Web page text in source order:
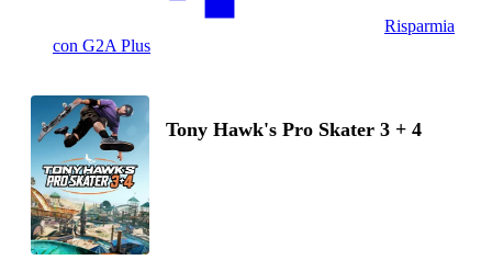
Risparmia
con G2A Plus
Tony Hawk's Pro Skater 3 + 4